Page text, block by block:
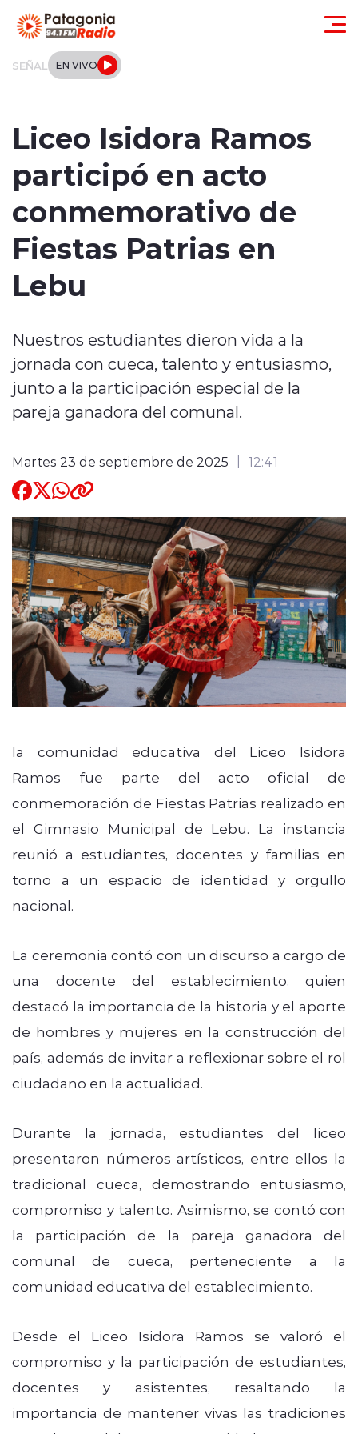
SEÑAL EN VIVO
Internacional
Entrevistas
Quienes Somos
Liceo Isidora Ramos
participó en acto
conmemorativo de
Fiestas Patrias en
Lebu
Nuestros estudiantes dieron vida a la
jornada con cueca, talento y entusiasmo,
junto a la participación especial de la
pareja ganadora del comunal.
Martes 23 de septiembre de 2025 12:41
la comunidad educativa del Liceo Isidora
Ramos fue parte del acto oficial de
conmemoración de Fiestas Patrias realizado en
el Gimnasio Municipal de Lebu. La instancia
reunió a estudiantes, docentes y familias en
torno a un espacio de identidad y orgullo
nacional.
La ceremonia contó con un discurso a cargo de
una docente del establecimiento, quien
destacó la importancia de la historia y el aporte
de hombres y mujeres en la construcción del
país, además de invitar a reflexionar sobre el rol
ciudadano en la actualidad.
Durante la jornada, estudiantes del liceo
presentaron números artísticos, entre ellos la
tradicional cueca, demostrando entusiasmo,
compromiso y talento. Asimismo, se contó con
la participación de la pareja ganadora del
comunal de cueca, perteneciente a la
comunidad educativa del establecimiento.
Desde el Liceo Isidora Ramos se valoró el
compromiso y la participación de estudiantes,
docentes y asistentes, resaltando la
importancia de mantener vivas las tradiciones